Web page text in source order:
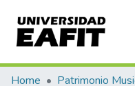
Communities &
Home Patrimonio